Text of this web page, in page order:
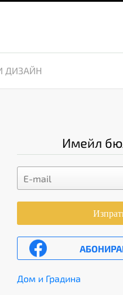
ДИЗАЙН
Имейл
Дом и Градина